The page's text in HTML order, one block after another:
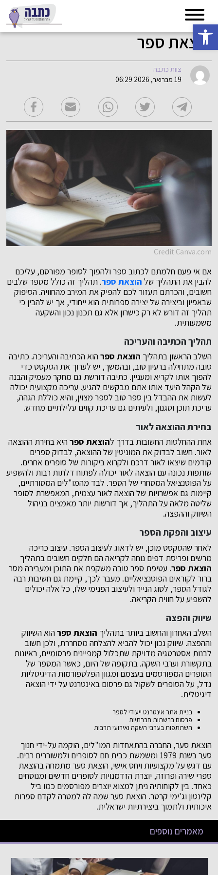
פתח סרגל נגישות
הוצאת ספר
צוות כתבה
19 פברואר, 2026 06:29
Credit Canva.com
אם אי פעם חלמתם לכתוב ספר ולהפוך לסופר מפורסם, עליכם
להבין את התהליך של הוצאת ספר. תהליך זה כולל מספר שלבים
חשובים, והכרתם תעזור לכם להפיק את המירב מהחוויה. הסיפוק
שבאפיון וביצירה של יצירה ספרותית הוא ייחודי, אך יש להבין כי
תהליך זה דורש לא רק כישרון אלא גם תכנון נכון והשקעה
משמעותית.
תהליך הכתיבה והעריכה
השלב הראשון בתהליך הוצאת ספרהוא הכתיבה והעריכה. כתיבה
טובה מתחילה ברעיון טוב, ובהמשך, יש לערוך את הטקסט כדי
להפוך אותו לקריא ומעניין. כתיבה דורשת גם מחקר מעמיק והבנה
של הקהל היעד אותו אתם מבקשים להגיע. עריכה מקצועית יכולה
לעשות את ההבדל בין ספר טוב לספר מצוין, והיא כוללת הגהה,
עריכת תוכן וסגנון, ולעיתים גם עריכת קווים עלילתיים מחדש.
בחירת ההוצאה לאור
אחת ההחלטות החשובות בדרך להוצאת ספרהיא בחירת ההוצאה
לאור. חשוב לבדוק את המוניטין של ההוצאה, לבדוק ספרים
קודמים שיצאו לאור דרכם ולקרוא ביקורות של סופרים אחרים.
שותפות נכונה עם הוצאה לאור יכולה לפתוח דלתות רבות ולהשפיע
על הפוטנציאל המסחרי של הספר. לבד מהמו"לים המסורתיים,
קיימות גם אפשרויות של הוצאה לאור עצמית, המאפשרת לסופר
שליטה מלאה על התהליך, אך דורשות יותר מאמצים בניהול
השיווק וההפצה.
עיצוב והפקת הספר
לאחר שהטקסט מוכן, יש לדאוג לעיצוב הספר. עיצוב כריכה
מרשים ופריסת דפים נוחה לקריאה הם חלקים חשובים בתהליך
הוצאת ספר. עטיפת ספר טובה משקפת את התוכן ומעבירה מסר
ברור לקוראים הפוטנציאליים. מעבר לכך, קיימת גם חשיבות רבה
לגודל הספר, לסוג הנייר ולעיצוב הפנימי שלו, כל אלה יכולים
להשפיע על חווית הקריאה.
שיווק והפצה
השלב האחרון והחשוב ביותר בתהליך הוצאת ספרהוא השיווק
וההפצה. שיווק נכון יכול להביא להצלחה מסחררת, ולכן חשוב
לבנות אסטרטגיה מדויקת שתכלול קמפיינים פרסומיים, ראיונות
בתקשורת וערבי השקה. בתקופה של היום, כאשר המספר של
הסופרים המפורסמים בעצמם ומגוון הפלטפורמות הדיגיטליות
גדל, על הסופרים לשקול גם פרסום באינטרנט על ידי הוצאה
דיגיטלית.
בניית אתר אינטרנט ייעודי לספר
פרסום ברשתות חברתיות
השתתפות בערבי השקה ואירועי תרבות
הוצאת סער, החברה בהתאחדות המו"לים, הוקמה על-ידי חנוך
סער בשנת 1979 ומשמשת כבית חם לסופרים ולמשוררים רבים.
עם דגש על מקצועיות ויחס אישי, הוצאת סער מתמחה בהוצאת
ספרי שירה ופרוזה, יוצרת הזדמנויות לסופרים חדשים ומנוסחים
כאחד. בין לקוחותיה ניתן למצוא יוצרים מפורסמים כמו ביל
קלינטון וג'ימי קרטר. הוצאת סער שמה לה למטרה לקדם ספרות
איכותית ולתמוך ביצירתיות ישראלית.
מאמרים נוספים